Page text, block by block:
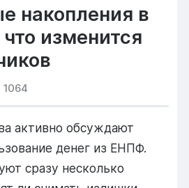
накопления в
изменится
1064
активно обсуждают
денег из ЕНПФ.
сразу несколько